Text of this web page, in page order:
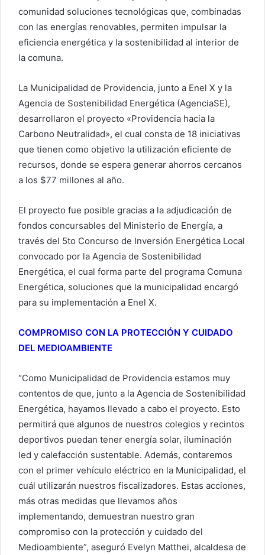
comunidad soluciones tecnológicas que, combinadas
con las energías renovables, permiten impulsar la
eficiencia energética y la sostenibilidad al interior de
la comuna.
La Municipalidad de Providencia, junto a Enel X y la
Agencia de Sostenibilidad Energética (AgenciaSE),
desarrollaron el proyecto «Providencia hacia la
Carbono Neutralidad», el cual consta de 18 iniciativas
que tienen como objetivo la utilización eficiente de
recursos, donde se espera generar ahorros cercanos
a los $77 millones al año.
El proyecto fue posible gracias a la adjudicación de
fondos concursables del Ministerio de Energía, a
través del 5to Concurso de Inversión Energética Local
convocado por la Agencia de Sostenibilidad
Energética, el cual forma parte del programa Comuna
Energética, soluciones que la municipalidad encargó
para su implementación a Enel X.
COMPROMISO CON LA PROTECCIÓN Y CUIDADO
DEL MEDIOAMBIENTE
“Como Municipalidad de Providencia estamos muy
contentos de que, junto a la Agencia de Sostenibilidad
Energética, hayamos llevado a cabo el proyecto. Esto
permitirá que algunos de nuestros colegios y recintos
deportivos puedan tener energía solar, iluminación
led y calefacción sustentable. Además, contaremos
con el primer vehículo eléctrico en la Municipalidad, el
cuál utilizarán nuestros fiscalizadores. Estas acciones,
más otras medidas que llevamos años
implementando, demuestran nuestro gran
compromiso con la protección y cuidado del
Medioambiente”, aseguró Evelyn Matthei, alcaldesa de